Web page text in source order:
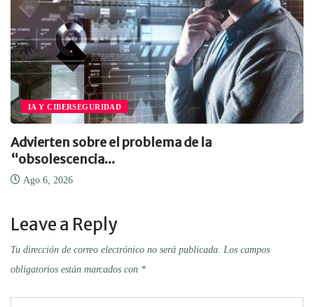
IA Y CIBERSEGURIDAD
Advierten sobre el problema de la
“obsolescencia...
Ago 6, 2026
Leave a Reply
Tu dirección de correo electrónico no será publicada. Los campos
obligatorios están marcados con *